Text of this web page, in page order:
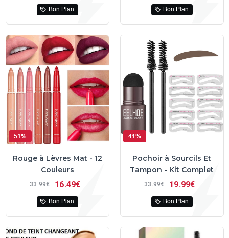
Bon Plan Bon Plan
51%
Rouge à Lèvres Mat - 12
Couleurs
33 99€ 16 49€
Bon Plan
41%
Pochoir à Sourcils Et
Tampon - Kit Complet
33 99€ 19 99€
Bon Plan